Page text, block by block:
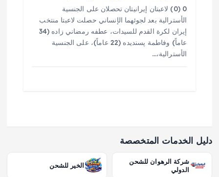
0 (0) لاعبتان إيرانيتان تحصلان على الجنسية
الأسترالية بعد لجوئهما الإنساني حصلت لاعبتا منتخب
إيران لكرة القدم للسيدات، عطفه رمضاني زاده (34
عاماً) وفاطمة پسنديده (22 عاماً)، على الجنسية
الأسترالية،…
دليل الخدمات المتخصصة
شركة الرهوان للشحن
الدولي
الخير للشحن